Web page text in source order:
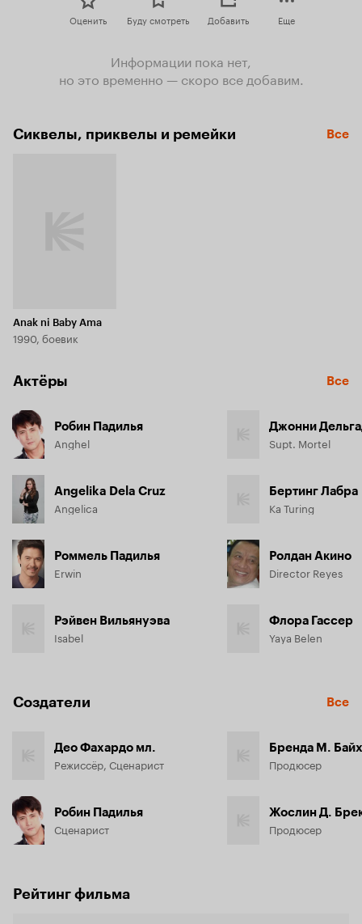
Оценить Буду смотреть Добавить Еще
Информации пока нет,
но это временно — скоро все добавим.
Сиквелы, приквелы и ремейки Все
Anak ni Baby Ama
1990, боевик
Актёры Все
Робин Падилья
Anghel
Angelika Dela Cruz
Angelica
Роммель Падилья
Erwin
Рэйвен Вильянуэва
Isabel
Джонни
Supt. Mortel
Бертинг Лабра
Ka Turing
Ролдан Акино
Director Reyes
Флора Гассер
Yaya Belen
Создатели Все
Део Фахардо мл.
Режиссёр, Сценарист
Робин Падилья
Сценарист
Бренда М.
Продюсер
Жослин Д.
Продюсер
Рейтинг фильма